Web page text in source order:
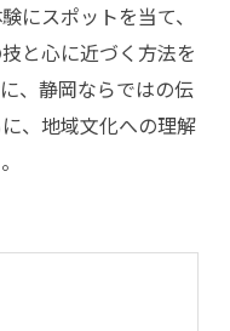
にスポットを当て、
と心に近づく方法を
、静岡ならではの伝
、地域文化への理解